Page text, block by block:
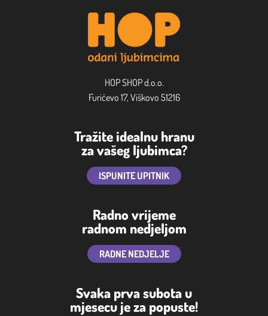
HOP SHOP d.o.o.
Furićevo 17, Viškovo 51216
Tražite idealnu hranu
za vašeg ljubimca?
ISPUNITE UPITNIK
Radno vrijeme
radnom nedjeljom
RADNE NEDJELJE
Svaka prva subota u
mjesecu je za popuste!